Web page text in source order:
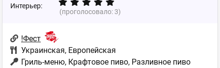
Интерьер:
(проголосовало:3)
!Фест
Украинская, Европейская
Гриль-меню, Крафтовое пиво, Разливное пиво